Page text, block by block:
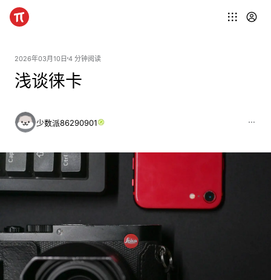
2026年03月10日 4 分钟阅读
浅谈徕卡
少数派86290901